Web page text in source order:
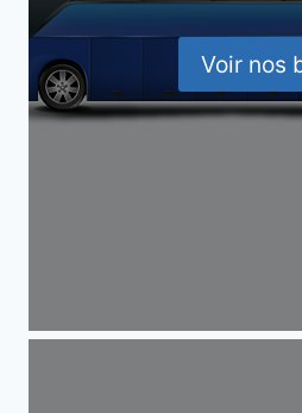
Voir nos